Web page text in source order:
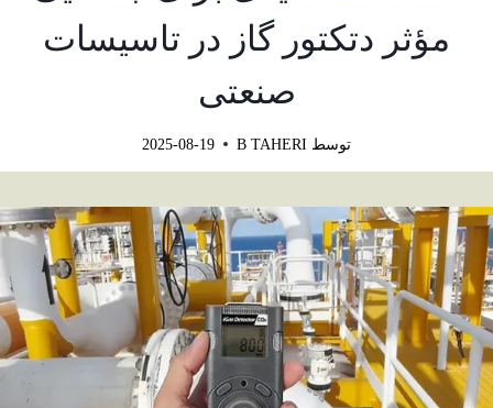
مؤثر دتکتور گاز در تاسیسات
صنعتی
توسط B TAHERI
2025-08-19